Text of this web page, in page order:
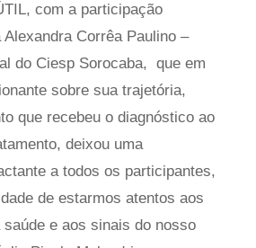
com a participação
Corrêa Paulino –
do Ciesp Sorocaba, que em
sobre sua trajetória,
que recebeu o diagnóstico ao
deixou uma
a todos os participantes,
de estarmos atentos aos
e aos sinais do nosso